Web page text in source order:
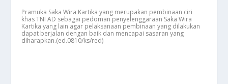
Pramuka Saka Wira Kartika yang merupakan pembinaan ciri
khas TNI AD sebagai pedoman penyelenggaraan Saka Wira
Kartika yang lain agar pelaksanaan pembinaan yang dilakukan
dapat berjalan dengan baik dan mencapai sasaran yang
diharapkan.(ed.0810/ks/red)